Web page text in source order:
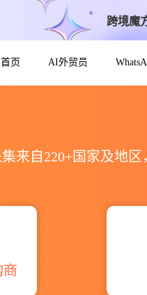
跨境魔
首页 AI外贸员
来自220+国家及地
商